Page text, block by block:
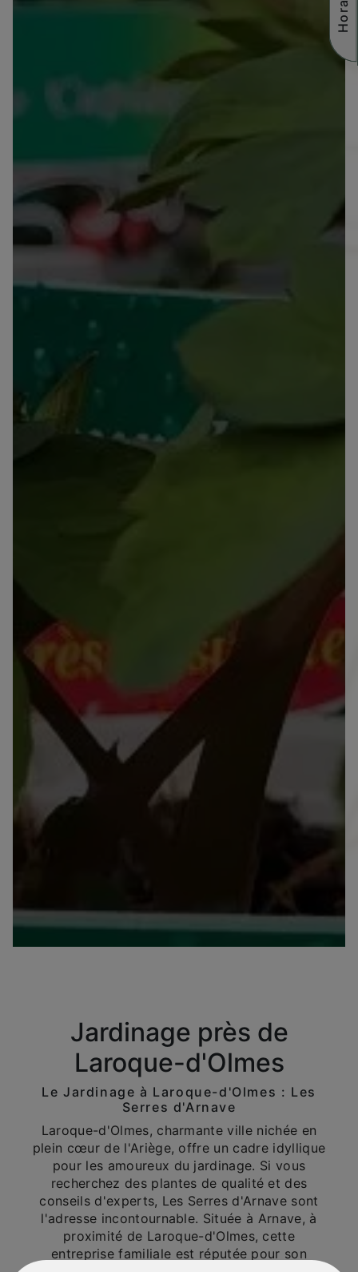
Jardinage près de
Laroque-d'Olmes
Le Jardinage à Laroque-d'Olmes : Les
Serres d'Arnave
Laroque-d'Olmes, charmante ville nichée en
plein cœur de l'Ariège, offre un cadre idyllique
pour les amoureux du jardinage. Si vous
recherchez des plantes de qualité et des
conseils d'experts, Les Serres d'Arnave sont
l'adresse incontournable. Située à Arnave, à
proximité de Laroque-d'Olmes, cette
entreprise familiale est réputée pour son